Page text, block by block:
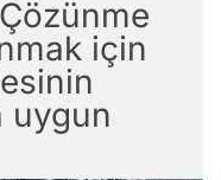
için
uygun